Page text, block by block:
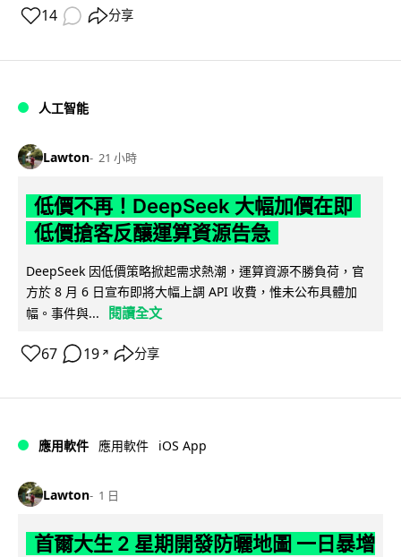
14 分享
人工智能
Lawton 21 小時
低價不再！DeepSeek 大幅加價在即
低價搶客反釀運算資源告急
DeepSeek 因低價策略掀起需求熱潮，運算資源不勝負荷，官
方於 8 月 6 日宣布即將大幅上調 API 收費，惟未公布具體加
幅。事件與...
閱讀全文
67 19 ↗ 分享
應用軟件 應用軟件 iOS App
Lawton 1 日
首爾大生 2 星期開發防曬地圖 一日暴增